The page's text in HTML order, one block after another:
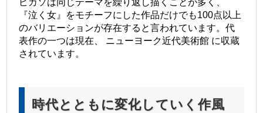
ピカソは同じテーマを繰り返し描くことが多く、
『泣く女』をモチーフにした作品だけでも100点以上
のバリエーションが存在すると言われています。代
表作の一つは現在、 ニューヨーク近代美術館 に収蔵
されています。
時代とともに変化していく作風